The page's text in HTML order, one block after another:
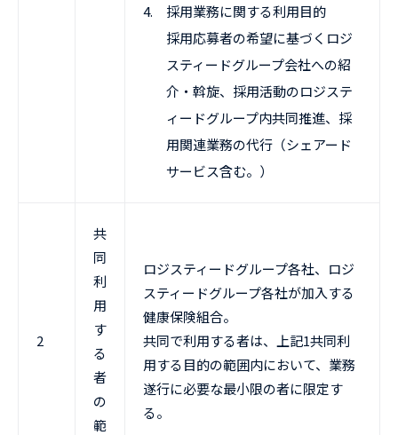
4.
採用業務に関する利用目的
採用応募者の希望に基づくロジ
スティードグループ会社への紹
介・斡旋、採用活動のロジステ
ィードグループ内共同推進、採
用関連業務の代行（シェアード
サービス含む。）
2
共
同
利
用
す
る
者
の
範
ロジスティードグループ各社、ロジ
スティードグループ各社が加入する
健康保険組合。
共同で利用する者は、上記1共同利
用する目的の範囲内において、業務
遂行に必要な最小限の者に限定す
る。